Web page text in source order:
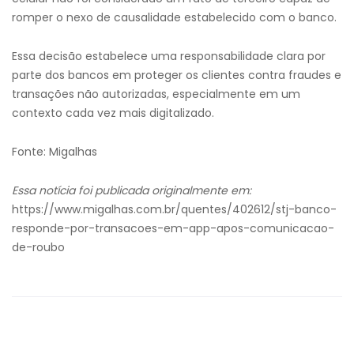
romper o nexo de causalidade estabelecido com o banco.
Essa decisão estabelece uma responsabilidade clara por
parte dos bancos em proteger os clientes contra fraudes e
transações não autorizadas, especialmente em um
contexto cada vez mais digitalizado.
Fonte: Migalhas
Essa notícia foi publicada originalmente em:
https://www.migalhas.com.br/quentes/402612/stj-banco-
responde-por-transacoes-em-app-apos-comunicacao-
de-roubo